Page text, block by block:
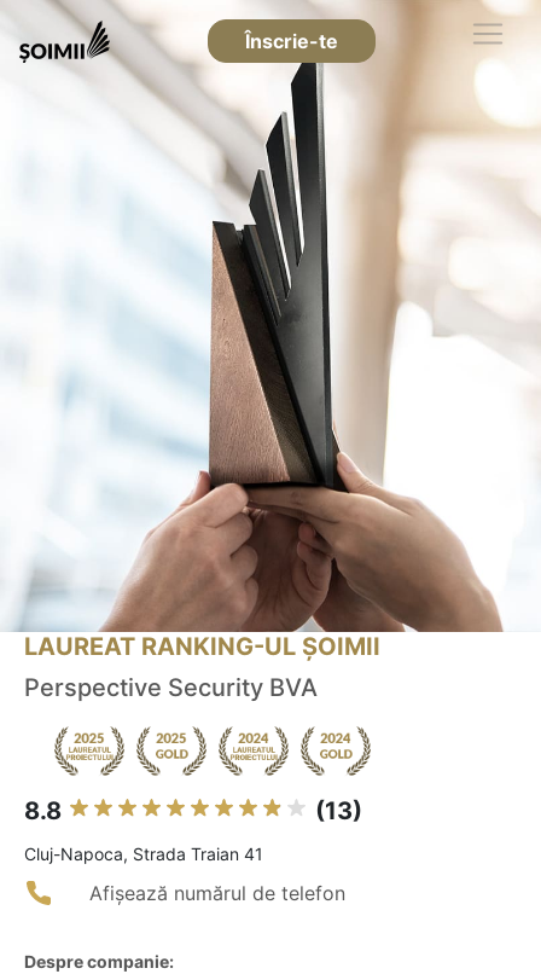
Înscrie-te
LAUREAT RANKING-UL ȘOIMII
Perspective Security BVA
8.8 (13)
Cluj-Napoca, Strada Traian 41
Afișează numărul de telefon
Despre companie: